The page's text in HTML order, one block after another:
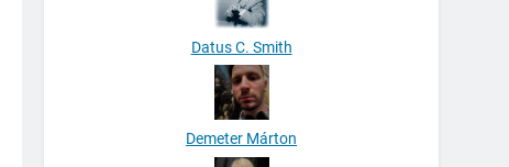
Datus C. Smith
Demeter Márton